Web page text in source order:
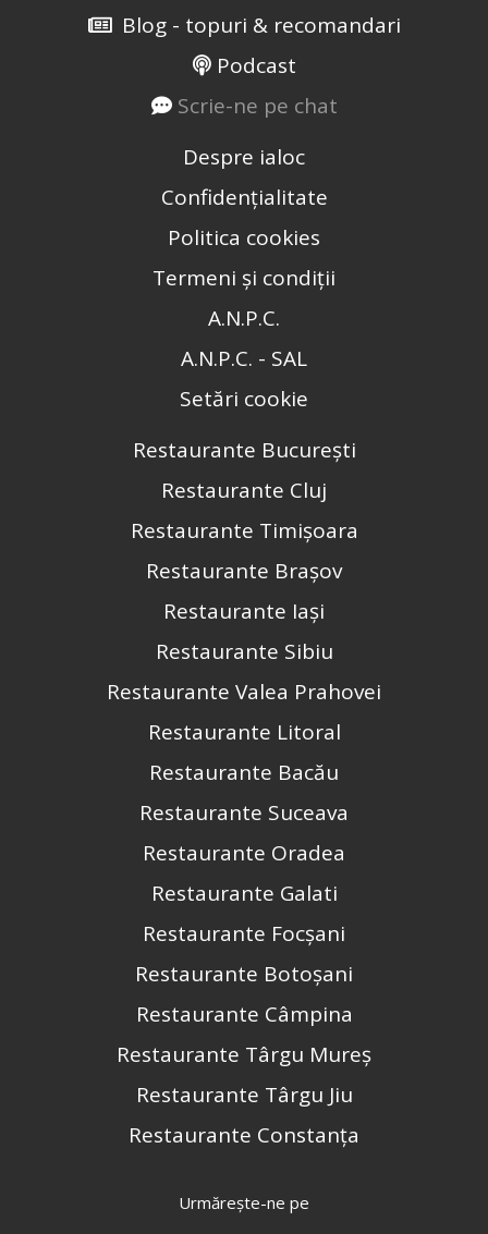
Blog - topuri & recomandari
Podcast
Scrie-ne pe chat
Despre ialoc
Confidențialitate
Politica cookies
Termeni și condiții
A.N.P.C.
A.N.P.C. - SAL
Setări cookie
Restaurante București
Restaurante Cluj
Restaurante Timișoara
Restaurante Brașov
Restaurante Iași
Restaurante Sibiu
Restaurante Valea Prahovei
Restaurante Litoral
Restaurante Bacău
Restaurante Suceava
Restaurante Oradea
Restaurante Galati
Restaurante Focșani
Restaurante Botoșani
Restaurante Câmpina
Restaurante Târgu Mureș
Restaurante Târgu Jiu
Restaurante Constanța
Urmărește-ne pe